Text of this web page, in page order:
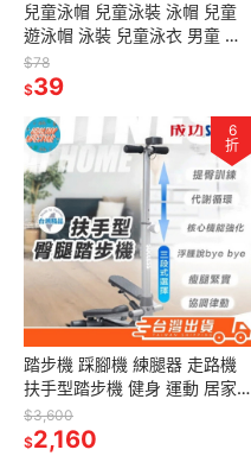
兒童泳帽 兒童泳裝 泳帽 兒童
遊泳帽 泳裝 兒童泳衣 男童 女
童 遊泳
$78
$39
6
折
踏步機 踩腳機 練腿器 走路機
扶手型踏步機 健身 運動 居家運
動 散步機 S5190 SUCCESS 成
功
$3,600
$2,160